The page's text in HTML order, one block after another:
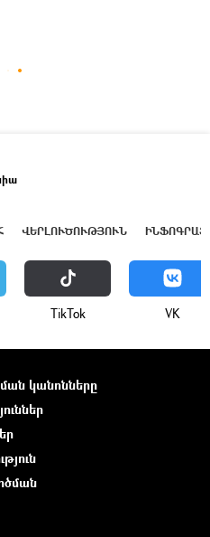
ՎԵՐԼՈՒԾՈՒԹՅՈՒՆ
ТikТоk VK
կանոնները